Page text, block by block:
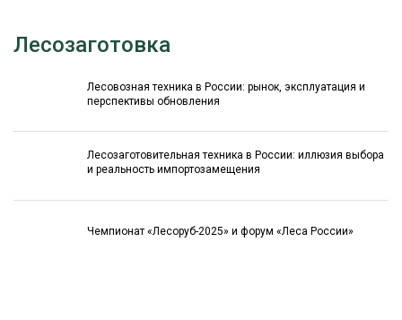
Лесозаготовка
Лесовозная техника в России: рынок, эксплуатация и
перспективы обновления
Лесозаготовительная техника в России: иллюзия выбора
и реальность импортозамещения
Чемпионат «Лесоруб-2025» и форум «Леса России»